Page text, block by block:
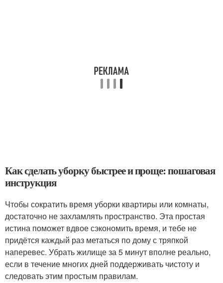
Как сделать уборку быстрее и проще: пошаговая
инструкция
Чтобы сократить время уборки квартиры или комнаты,
достаточно не захламлять пространство. Эта простая
истина поможет вдвое сэкономить время, и тебе не
придётся каждый раз метаться по дому с тряпкой
наперевес. Убрать жилище за 5 минут вполне реально,
если в течение многих дней поддерживать чистоту и
следовать этим простым правилам.